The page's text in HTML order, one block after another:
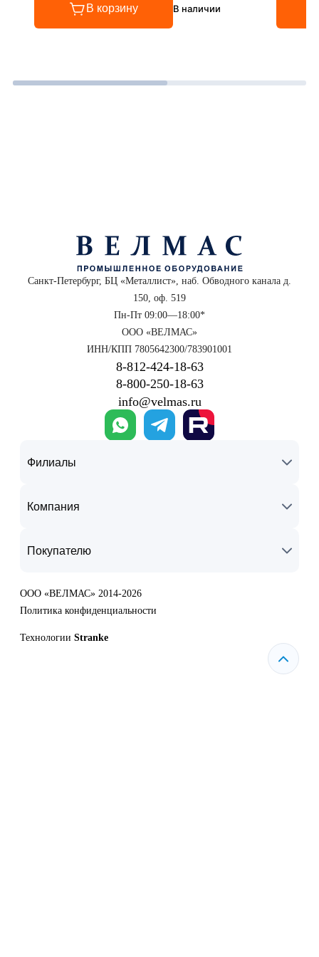
В корзину В наличии
Санкт-Петербург, БЦ «Металлист», наб. Обводного канала д.
150, оф. 519
Пн-Пт 09:00—18:00*
ООО «ВЕЛМАС»
ИНН/КПП 7805642300/783901001
8‑812‑424‑18‑63
8‑800‑250‑18‑63
info@velmas.ru
Филиалы
Компания
Покупателю
ООО «ВЕЛМАС» 2014-2026
Политика конфиденциальности
Технологии Stranke